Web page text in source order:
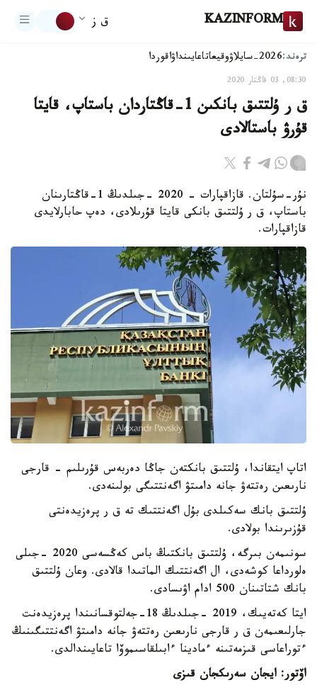
KAZINFORM ق ز
ترەند:2026-سايلاۋ وقيعاتاعايىنداۋاقوردا
08:30, 03 قاڭتار 2020
ق ر ۇلتتىق بانكىن 1-قاڭتاردان باستاپ، قايتا
قۇرۋ باستالادى
نۇر-سۇلتان. قازاقپارات - 2020 -جىلدىڭ 1-قاڭتارىنان
باستاپ، ق ر ۇلتتىق بانكى قايتا قۇرىلادى، دەپ حابارلايدى
قازاقپارات.
اتاپ ايتقاندا، ۇلتتىق بانكتەن جاڭا دەربەس قۇرىلىم - قارجى
نارىعىن رەتتەۋ جانە دامىتۋ اگەنتتىگى بولىنەدى.
ۇلتتىق بانك سەكىلدى بۇل اگەنتتىك تە ق ر پرەزيدەنتى
قۇزىرىندا بولادى.
سونىمەن بىرگە، ۇلتتىق بانكتىڭ باس كەڭسەسى 2020 -جىلى
ەلورداعا كوشەدى، ال اگەنتتىك الماتىدا قالادى. وعان ۇلتتىق
بانك شتاتىنان 500 ادام اۋىسادى.
ايتا كەتەيىك، 2019 -جىلدىڭ 18-جەلتوقسانىندا پرەزيدەنت
جارلىعىمەن ق ر قارجى نارىعىن رەتتەۋ جانە دامىتۋ اگەنتتىگىنىڭ
ءتوراعاسى قىزمەتىنە ءمادينا ءابىلقاسىموۆا تاعايىندالدى.
اۆتور: ايجان سەرىكجان قىزى